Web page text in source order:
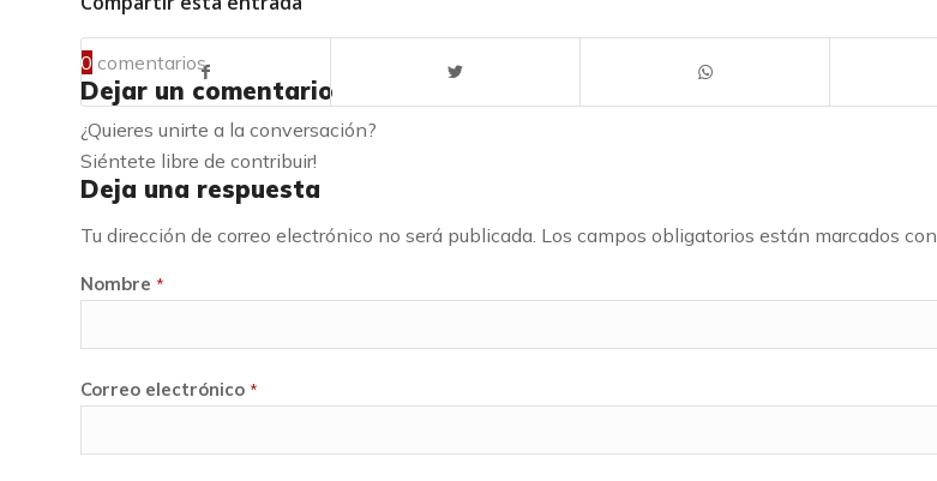
0 comentarios
Dejar un comentario
¿Quieres unirte a la conversación?
Siéntete libre de contribuir!
Deja una respuesta
Tu dirección de correo electrónico no será publicada. Los campos obligatorios están marcados con
Nombre *
Correo electrónico *